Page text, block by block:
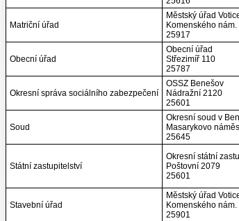
Matriční úřad
Městský úřad
Komenského nám.
25917
Obecní úřad
Obecní úřad
Střezimíř 110
25787
Okresní správa sociálního zabezpečení
OSSZ Benešov
Nádražní 2120
25601
Soud
Okresní soud v
Masarykovo
25645
Státní zastupitelství
Okresní státní
Poštovní 2079
25601
Stavební úřad
Městský úřad
Komenského nám.
25901